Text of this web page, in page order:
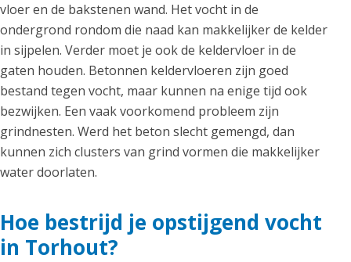
vloer en de bakstenen wand. Het vocht in de
ondergrond rondom die naad kan makkelijker de kelder
in sijpelen. Verder moet je ook de keldervloer in de
gaten houden. Betonnen keldervloeren zijn goed
bestand tegen vocht, maar kunnen na enige tijd ook
bezwijken. Een vaak voorkomend probleem zijn
grindnesten. Werd het beton slecht gemengd, dan
kunnen zich clusters van grind vormen die makkelijker
water doorlaten.
Hoe bestrijd je opstijgend vocht
in Torhout?